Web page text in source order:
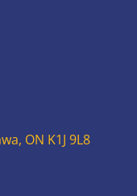
ON K1J 9L8